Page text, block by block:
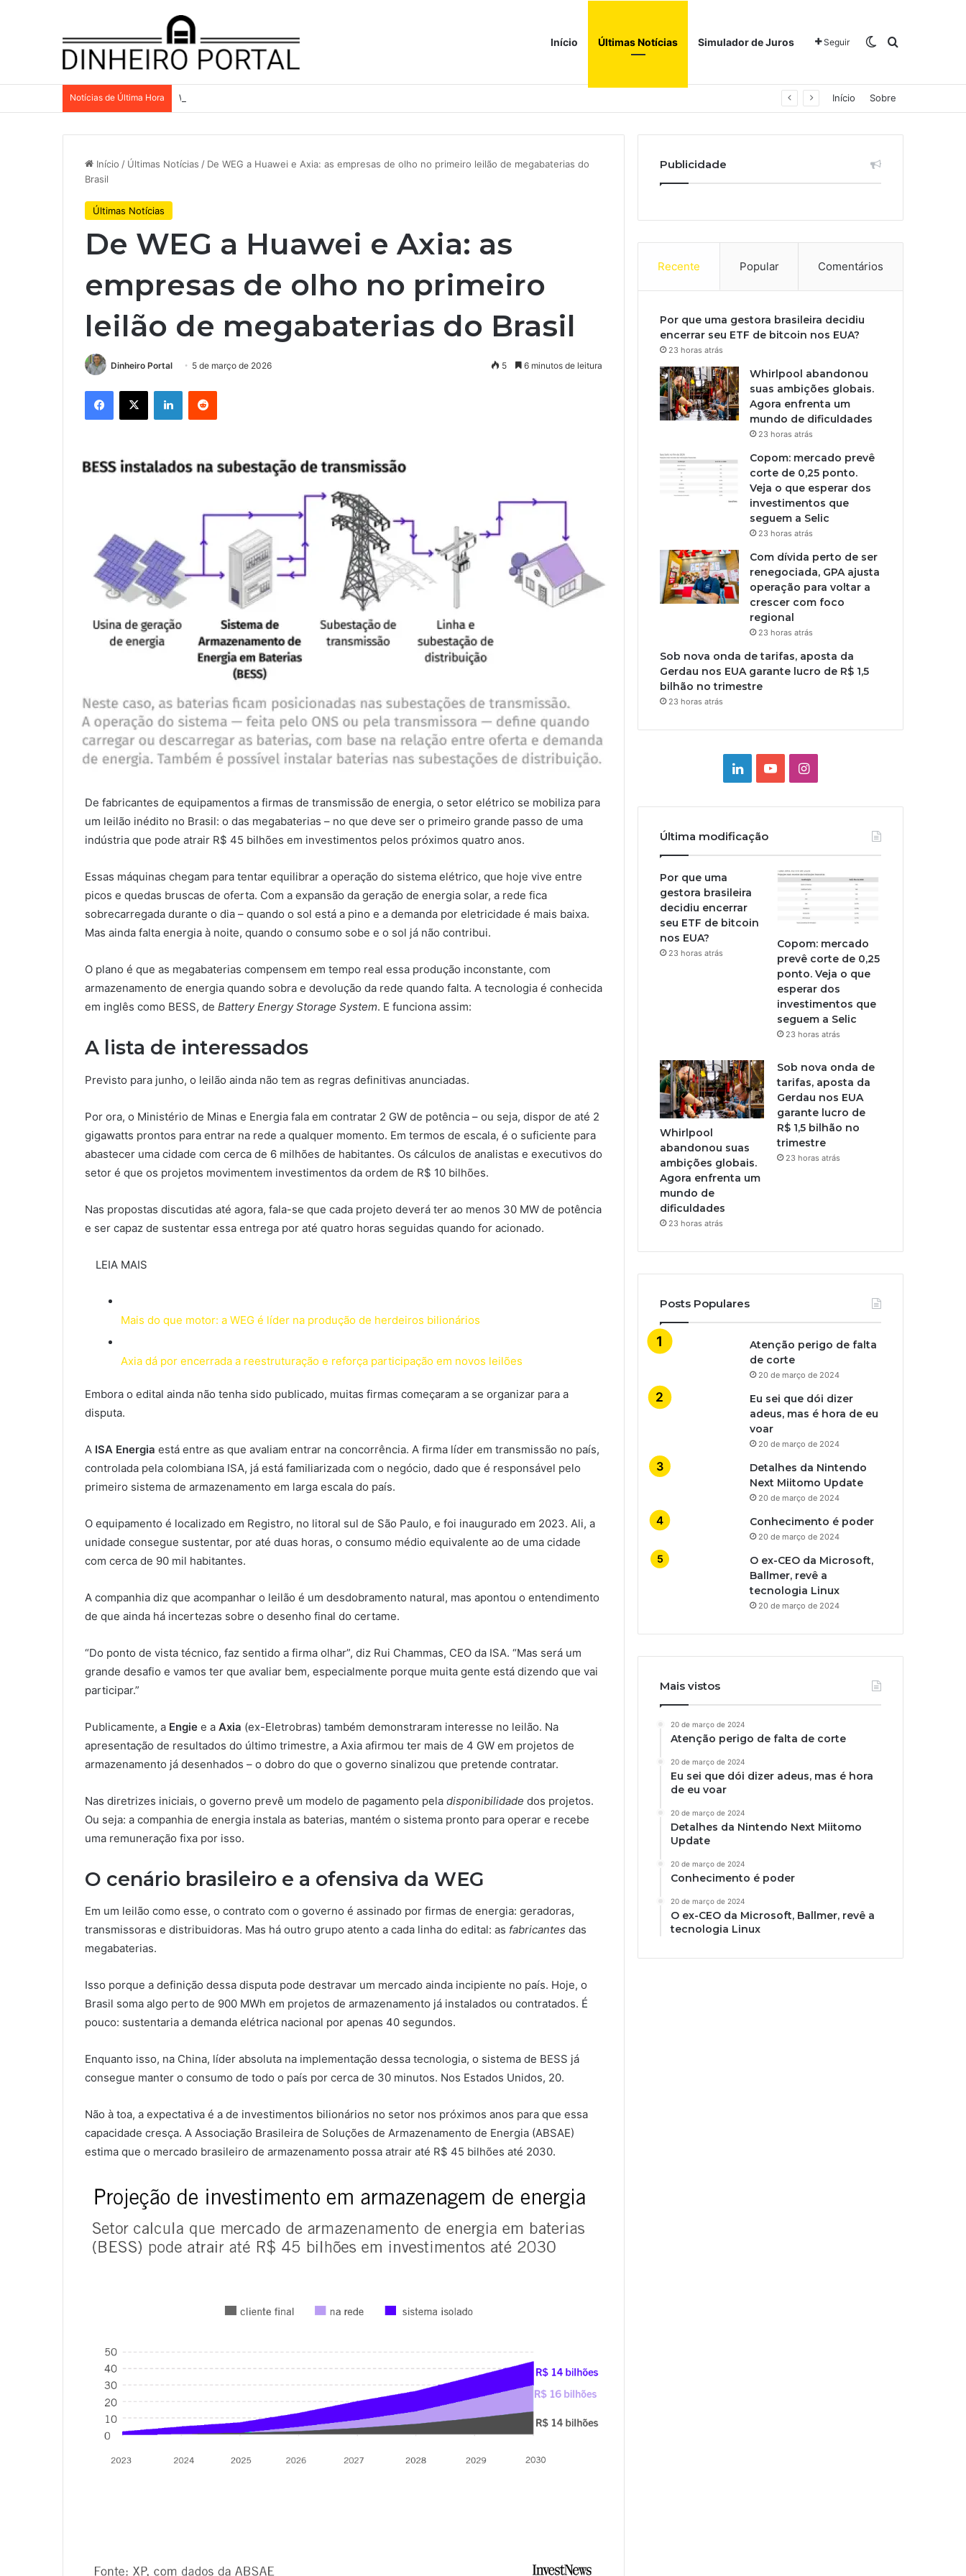
Início Últimas Notícias Simulador de Juros Seguir Switch skin
Procurar por
Notícias de Última Hora Whirlpool abandonou suas ambições globais. Agora enfrenta um mundo de dificuldades Início Sobre
Início / Últimas Notícias / De WEG a Huawei e Axia: as empresas de olho no primeiro leilão de megabaterias do
Brasil
Últimas Notícias
De WEG a Huawei e Axia: as
empresas de olho no primeiro
leilão de megabaterias do Brasil
Dinheiro Portal 5 de março de 2026 5 6 minutos de leitura
Facebook
X LinkedinReddit
De fabricantes de equipamentos a firmas de transmissão de energia, o setor elétrico se mobiliza para
um leilão inédito no Brasil: o das megabaterias – no que deve ser o primeiro grande passo de uma
indústria que pode atrair R$ 45 bilhões em investimentos pelos próximos quatro anos.
Essas máquinas chegam para tentar equilibrar a operação do sistema elétrico, que hoje vive entre
picos e quedas bruscas de oferta. Com a expansão da geração de energia solar, a rede fica
sobrecarregada durante o dia – quando o sol está a pino e a demanda por eletricidade é mais baixa.
Mas ainda falta energia à noite, quando o consumo sobe e o sol já não contribui.
O plano é que as megabaterias compensem em tempo real essa produção inconstante, com
armazenamento de energia quando sobra e devolução da rede quando falta. A tecnologia é conhecida
em inglês como BESS, de Battery Energy Storage System. E funciona assim:
A lista de interessados
Previsto para junho, o leilão ainda não tem as regras definitivas anunciadas.
Por ora, o Ministério de Minas e Energia fala em contratar 2 GW de potência – ou seja, dispor de até 2
gigawatts prontos para entrar na rede a qualquer momento. Em termos de escala, é o suficiente para
abastecer uma cidade com cerca de 6 milhões de habitantes. Os cálculos de analistas e executivos do
setor é que os projetos movimentem investimentos da ordem de R$ 10 bilhões.
Nas propostas discutidas até agora, fala-se que cada projeto deverá ter ao menos 30 MW de potência
e ser capaz de sustentar essa entrega por até quatro horas seguidas quando for acionado.
LEIA MAIS
Mais do que motor: a WEG é líder na produção de herdeiros bilionários
Axia dá por encerrada a reestruturação e reforça participação em novos leilões
Embora o edital ainda não tenha sido publicado, muitas firmas começaram a se organizar para a
disputa.
A ISA Energia está entre as que avaliam entrar na concorrência. A firma líder em transmissão no país,
controlada pela colombiana ISA, já está familiarizada com o negócio, dado que é responsável pelo
primeiro sistema de armazenamento em larga escala do país.
O equipamento é localizado em Registro, no litoral sul de São Paulo, e foi inaugurado em 2023. Ali, a
unidade consegue sustentar, por até duas horas, o consumo médio equivalente ao de uma cidade
com cerca de 90 mil habitantes.
A companhia diz que acompanhar o leilão é um desdobramento natural, mas apontou o entendimento
de que ainda há incertezas sobre o desenho final do certame.
“Do ponto de vista técnico, faz sentido a firma olhar”, diz Rui Chammas, CEO da ISA. “Mas será um
grande desafio e vamos ter que avaliar bem, especialmente porque muita gente está dizendo que vai
participar.”
Publicamente, a Engie e a Axia (ex-Eletrobras) também demonstraram interesse no leilão. Na
apresentação de resultados do último trimestre, a Axia afirmou ter mais de 4 GW em projetos de
armazenamento já desenhados – o dobro do que o governo sinalizou que pretende contratar.
Nas diretrizes iniciais, o governo prevê um modelo de pagamento pela disponibilidade dos projetos.
Ou seja: a companhia de energia instala as baterias, mantém o sistema pronto para operar e recebe
uma remuneração fixa por isso.
O cenário brasileiro e a ofensiva da WEG
Em um leilão como esse, o contrato com o governo é assinado por firmas de energia: geradoras,
transmissoras e distribuidoras. Mas há outro grupo atento a cada linha do edital: as fabricantes das
megabaterias.
Isso porque a definição dessa disputa pode destravar um mercado ainda incipiente no país. Hoje, o
Brasil soma algo perto de 900 MWh em projetos de armazenamento já instalados ou contratados. É
pouco: sustentaria a demanda elétrica nacional por apenas 40 segundos.
Enquanto isso, na China, líder absoluta na implementação dessa tecnologia, o sistema de BESS já
consegue manter o consumo de todo o país por cerca de 30 minutos. Nos Estados Unidos, 20.
Não à toa, a expectativa é a de investimentos bilionários no setor nos próximos anos para que essa
capacidade cresça. A Associação Brasileira de Soluções de Armazenamento de Energia (ABSAE)
estima que o mercado brasileiro de armazenamento possa atrair até R$ 45 bilhões até 2030.
Publicidade
Recente Popular Comentários
Por que uma gestora brasileira decidiu
encerrar seu ETF de bitcoin nos EUA?
23 horas atrás
Whirlpool abandonou
suas ambições globais.
Agora enfrenta um
mundo de dificuldades
23 horas atrás
Copom: mercado prevê
corte de 0,25 ponto.
Veja o que esperar dos
investimentos que
seguem a Selic
23 horas atrás
Com dívida perto de ser
renegociada, GPA ajusta
operação para voltar a
crescer com foco
regional
23 horas atrás
Sob nova onda de tarifas, aposta da
Gerdau nos EUA garante lucro de R$ 1,5
bilhão no trimestre
23 horas atrás
LinkedinYouTubeInstagram
Última modificação
Por que uma
gestora brasileira
decidiu encerrar
seu ETF de bitcoin
nos EUA?
23 horas atrás
Copom: mercado
prevê corte de 0,25
ponto. Veja o que
esperar dos
investimentos que
seguem a Selic
23 horas atrás
Whirlpool
abandonou suas
ambições globais.
Agora enfrenta um
mundo de
dificuldades
23 horas atrás
Sob nova onda de
tarifas, aposta da
Gerdau nos EUA
garante lucro de
R$ 1,5 bilhão no
trimestre
23 horas atrás
Posts Populares
Atenção perigo de falta
de corte
20 de março de 2024
Eu sei que dói dizer
adeus, mas é hora de eu
voar
20 de março de 2024
Detalhes da Nintendo
Next Miitomo Update
20 de março de 2024
Conhecimento é poder
20 de março de 2024
O ex-CEO da Microsoft,
Ballmer, revê a
tecnologia Linux
20 de março de 2024
Mais vistos
20 de março de 2024
Atenção perigo de falta de corte
20 de março de 2024
Eu sei que dói dizer adeus, mas é hora
de eu voar
20 de março de 2024
Detalhes da Nintendo Next Miitomo
Update
20 de março de 2024
Conhecimento é poder
20 de março de 2024
O ex-CEO da Microsoft, Ballmer, revê a
tecnologia Linux